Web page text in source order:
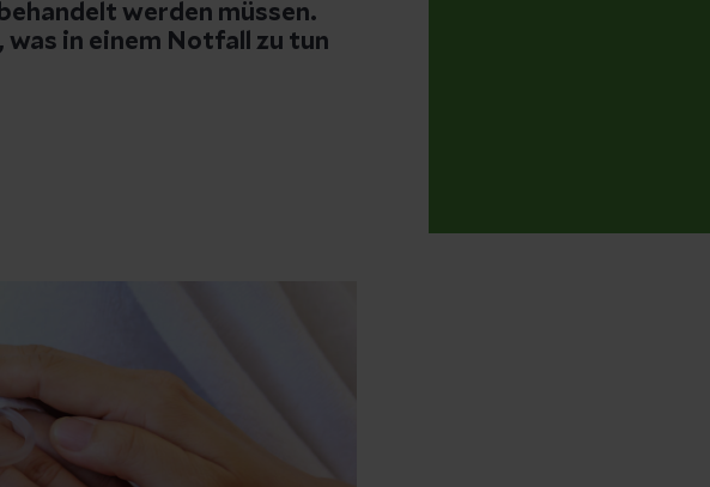
werden müssen.
in einem Notfall zu tun